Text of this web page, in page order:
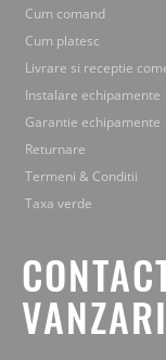
Cum comand
Cum platesc
Livrare si receptie
Instalare echipamente
Garantie echipamente
Returnare
Termeni & Conditii
Taxa verde